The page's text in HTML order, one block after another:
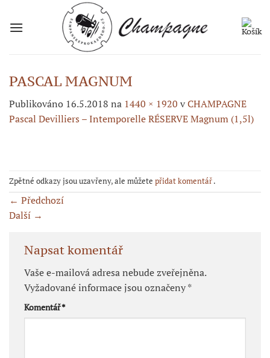
PASCAL MAGNUM
Publikováno 16.5.2018 na 1440 × 1920 vCHAMPAGNE
Pascal Devilliers – Intemporelle RÉSERVE Magnum (1,5l)
Zpětné odkazy jsou uzavřeny, ale můžete přidat komentář.
← Předchozí
Další →
Napsat komentář
Vaše e-mailová adresa nebude zveřejněna.
Vyžadované informace jsou označeny*
Komentář*